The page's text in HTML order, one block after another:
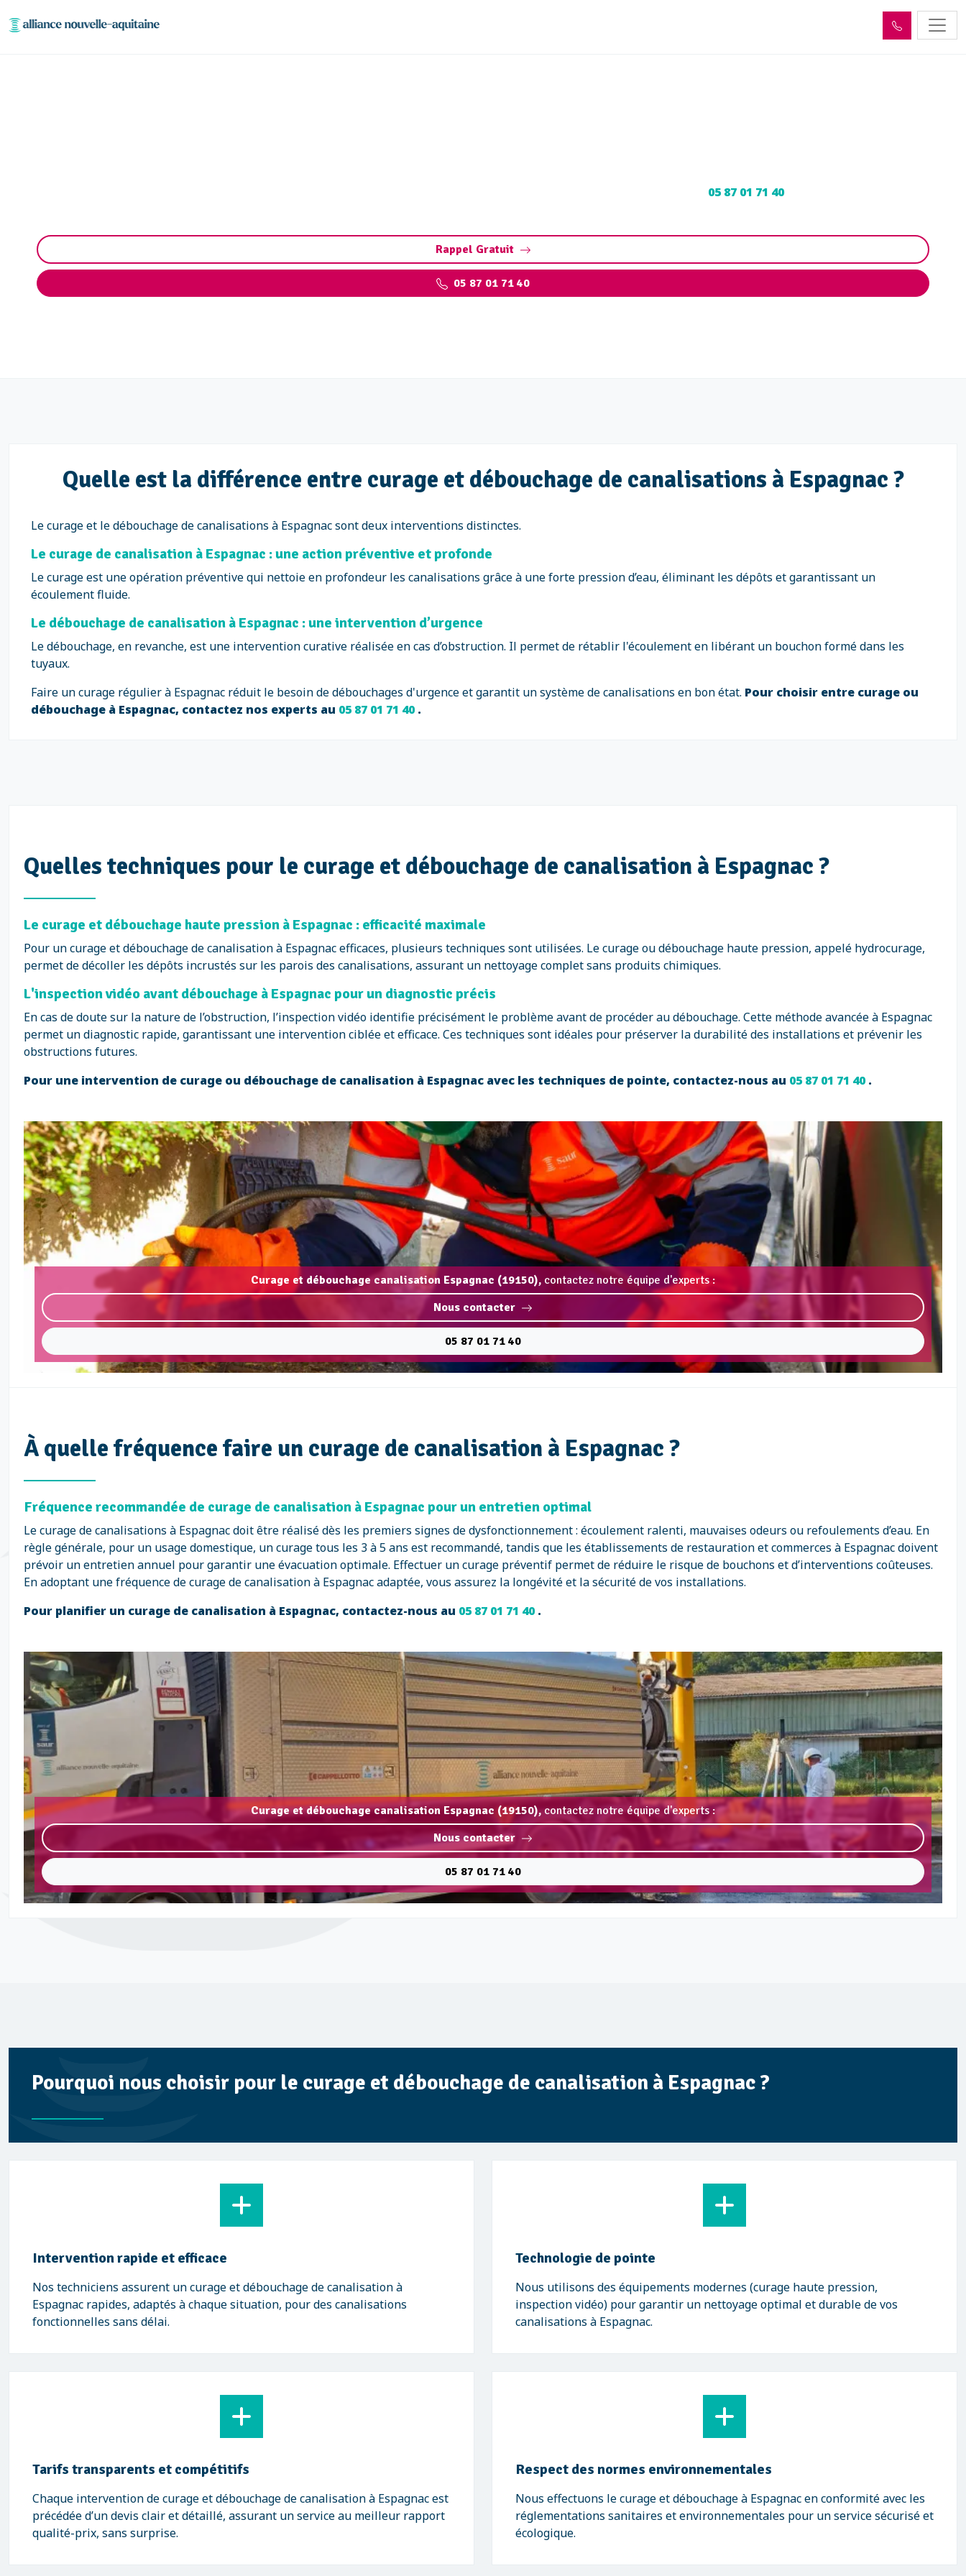
05 87 01 71 40
Rappel Gratuit
05 87 01 71 40
Quelle est la différence entre curage et débouchage de canalisations à Espagnac ?
Le curage et le débouchage de canalisations à Espagnac sont deux interventions distinctes.
Le curage de canalisation à Espagnac : une action préventive et profonde
Le curage est une opération préventive qui nettoie en profondeur les canalisations grâce à une forte pression d’eau, éliminant les dépôts et garantissant un
écoulement fluide.
Le débouchage de canalisation à Espagnac : une intervention d’urgence
Le débouchage, en revanche, est une intervention curative réalisée en cas d’obstruction. Il permet de rétablir l'écoulement en libérant un bouchon formé dans les
tuyaux.
Faire un curage régulier à Espagnac réduit le besoin de débouchages d'urgence et garantit un système de canalisations en bon état. Pour choisir entre curage ou
débouchage à Espagnac, contactez nos experts au 05 87 01 71 40.
Quelles techniques pour le curage et débouchage de canalisation à Espagnac ?
Le curage et débouchage haute pression à Espagnac : efficacité maximale
Pour un curage et débouchage de canalisation à Espagnac efficaces, plusieurs techniques sont utilisées. Le curage ou débouchage haute pression, appelé hydrocurage,
permet de décoller les dépôts incrustés sur les parois des canalisations, assurant un nettoyage complet sans produits chimiques.
L'inspection vidéo avant débouchage à Espagnac pour un diagnostic précis
En cas de doute sur la nature de l’obstruction, l’inspection vidéo identifie précisément le problème avant de procéder au débouchage. Cette méthode avancée à Espagnac
permet un diagnostic rapide, garantissant une intervention ciblée et efficace. Ces techniques sont idéales pour préserver la durabilité des installations et prévenir les
obstructions futures.
Pour une intervention de curage ou débouchage de canalisation à Espagnac avec les techniques de pointe, contactez-nous au 05 87 01 71 40.
Curage et débouchage canalisation Espagnac (19150), contactez notre équipe d'experts :
Nous contacter
05 87 01 71 40
À quelle fréquence faire un curage de canalisation à Espagnac ?
Fréquence recommandée de curage de canalisation à Espagnac pour un entretien optimal
Le curage de canalisations à Espagnac doit être réalisé dès les premiers signes de dysfonctionnement : écoulement ralenti, mauvaises odeurs ou refoulements d’eau. En
règle générale, pour un usage domestique, un curage tous les 3 à 5 ans est recommandé, tandis que les établissements de restauration et commerces à Espagnac doivent
prévoir un entretien annuel pour garantir une évacuation optimale. Effectuer un curage préventif permet de réduire le risque de bouchons et d’interventions coûteuses.
En adoptant une fréquence de curage de canalisation à Espagnac adaptée, vous assurez la longévité et la sécurité de vos installations.
Pour planifier un curage de canalisation à Espagnac, contactez-nous au 05 87 01 71 40.
Curage et débouchage canalisation Espagnac (19150),contactez notre équipe d'experts :
Nous contacter
05 87 01 71 40
Pourquoi nous choisir pour le curage et débouchage de canalisation à Espagnac ?
Intervention rapide et efficace
Nos techniciens assurent un curage et débouchage de canalisation à
Espagnac rapides, adaptés à chaque situation, pour des canalisations
fonctionnelles sans délai.
Technologie de pointe
Nous utilisons des équipements modernes (curage haute pression,
inspection vidéo) pour garantir un nettoyage optimal et durable de vos
canalisations à Espagnac.
Tarifs transparents et compétitifs
Chaque intervention de curage et débouchage de canalisation à Espagnac est
précédée d’un devis clair et détaillé, assurant un service au meilleur rapport
qualité-prix, sans surprise.
Respect des normes environnementales
Nous effectuons le curage et débouchage à Espagnac en conformité avec les
réglementations sanitaires et environnementales pour un service sécurisé et
écologique.